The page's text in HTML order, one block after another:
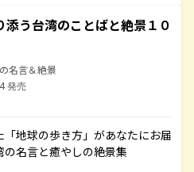
添う台湾のことばと絶景１０
名言＆絶景
発売
地球の歩き方」があなたにお届
名言と癒やしの絶景集